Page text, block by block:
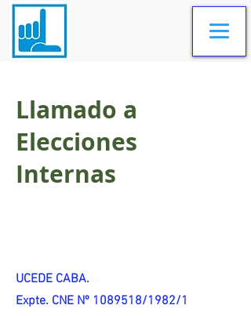
Llamado a
Elecciones
Internas
UCEDE CABA.
Expte. CNE Nº 1089518/1982/1